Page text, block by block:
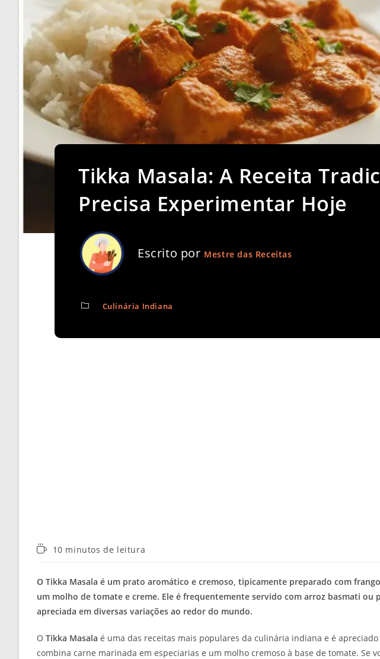
Tikka Masala: A Receita
Precisa Experimentar Hoje
Escrito por Mestre das Receitas
Culinária Indiana
Tempo10 minutos de leitura
O Tikka Masala é um prato aromático e cremoso, tipicamente preparado com
um molho de tomate e creme. Ele é frequentemente servido com arroz basmati ou
apreciada em diversas variações ao redor do mundo.
O Tikka Masala é uma das receitas mais populares da culinária indiana e é
combina carne marinada em especiarias e um molho cremoso à base de tomate. Se